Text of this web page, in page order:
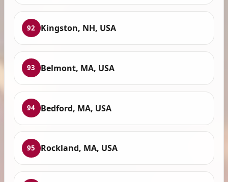
92 Kingston, NH, USA
93 Belmont, MA, USA
94 Bedford, MA, USA
95 Rockland, MA, USA